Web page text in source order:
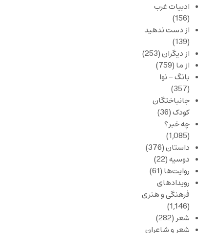
ادبیات غرب
(156)
از دست ندهید
(139)
از دیگران(253)
از ما (759)
بانگ – نوا
(357)
جانباختگان
کودک(36)
چه خبر؟
(1,085)
داستان(376)
دوسیه(22)
روایت‌ها (61)
رویدادهای
فرهنگی و هنری
(1,146)
شعر (282)
شعر و شاعران